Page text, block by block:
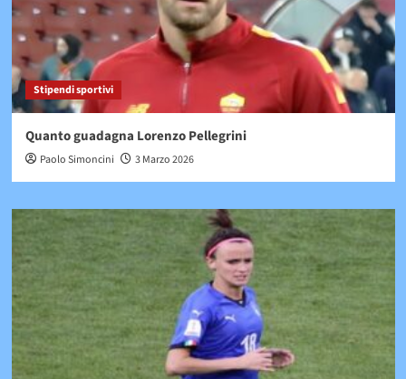
Stipendi sportivi
Quanto guadagna Lorenzo Pellegrini
Paolo Simoncini 3 Marzo 2026